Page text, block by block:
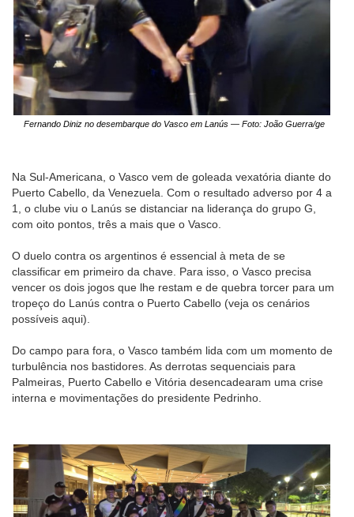
Fernando Diniz no desembarque do Vasco em Lanús — Foto: João Guerra/ge
Na Sul-Americana, o Vasco vem de goleada vexatória diante do
Puerto Cabello, da Venezuela. Com o resultado adverso por 4 a
1, o clube viu o Lanús se distanciar na liderança do grupo G,
com oito pontos, três a mais que o Vasco.
O duelo contra os argentinos é essencial à meta de se
classificar em primeiro da chave. Para isso, o Vasco precisa
vencer os dois jogos que lhe restam e de quebra torcer para um
tropeço do Lanús contra o Puerto Cabello (veja os cenários
possíveis aqui).
Do campo para fora, o Vasco também lida com um momento de
turbulência nos bastidores. As derrotas sequenciais para
Palmeiras, Puerto Cabello e Vitória desencadearam uma crise
interna e movimentações do presidente Pedrinho.